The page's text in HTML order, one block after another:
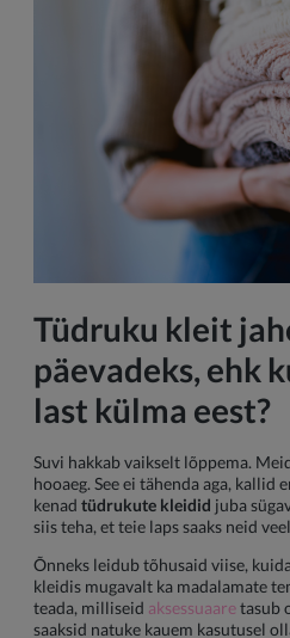
Tüdruku kleit
päevadeks, ehk
last külma eest?
Suvi hakkab vaikselt lõppema.
hooaeg. See ei tähenda aga, kallid
kenad tüdrukute kleidid juba
siis teha, et teie laps saaks neid
Õnneks leidub tõhusaid viise,
kleidis mugavalt ka madalamate
teada, milliseid aksessuaaretasub
saaksid natuke kauem kasutusel